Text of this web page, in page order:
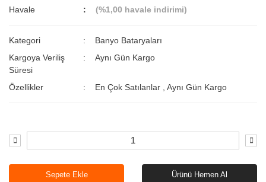
Havale (%1,00 havale indirimi)
Kategori
Banyo Bataryaları
Kargoya Veriliş
Süresi
Aynı Gün Kargo
Özellikler En Çok Satılanlar ,Aynı Gün Kargo
Sepete Ekle Ürünü Hemen Al